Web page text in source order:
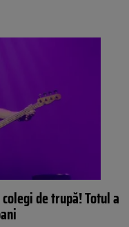
de trupă! Totul a